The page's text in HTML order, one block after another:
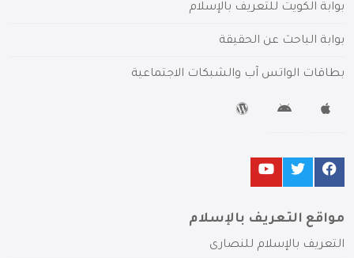
بوابة الكويت للتعريف بالإسلام
بوابة الباحث عن الحقيقة
بطاقات الواتس آب والشبكات الاجتماعية
مواقع التعريف بالإسلام
التعريف بالإسلام للنصارى